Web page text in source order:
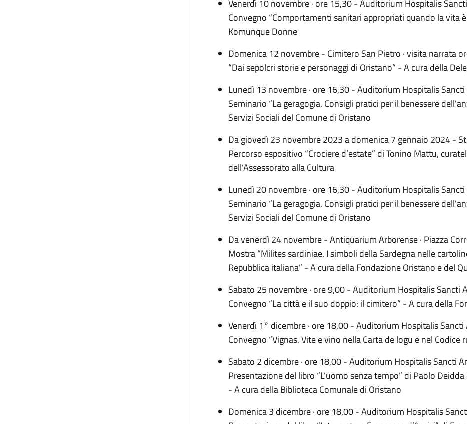
Venerdì 10 novembre · ore 15,30 - Auditorium Hospitalis
Convegno “Comportamenti sanitari appropriati quando la vita
Komunque Donne
Domenica 12 novembre - Cimitero San Pietro · visita narrata
“Dai sepolcri storie e personaggi di Oristano” - A cura della
Lunedì 13 novembre · ore 16,30 - Auditorium Hospitalis
Seminario “La geragogia. Consigli pratici per il benessere
Servizi Sociali del Comune di Oristano
Da giovedì 23 novembre 2023 a domenica 7 gennaio 2024 -
Percorso espositivo “Crociere d’estate” di Tonino Mattu,
dell’Assessorato alla Cultura
Lunedì 20 novembre · ore 16,30 - Auditorium Hospitalis
Seminario “La geragogia. Consigli pratici per il benessere
Servizi Sociali del Comune di Oristano
Da venerdì 24 novembre - Antiquarium Arborense · Piazza
Mostra “Milites sardiniae. I simboli della Sardegna nelle
Repubblica italiana” - A cura della Fondazione Oristano e del
Sabato 25 novembre · ore 9,00 - Auditorium Hospitalis Sancti
Convegno “La città e il suo doppio: il cimitero” - A cura della
Venerdì 1° dicembre · ore 18,00 - Auditorium Hospitalis
Convegno “Vignas. Vite e vino nella Carta de logu e nel Codice
Sabato 2 dicembre · ore 18,00 - Auditorium Hospitalis Sancti
Presentazione del libro “L’uomo senza tempo” di Paolo
- A cura della Biblioteca Comunale di Oristano
Domenica 3 dicembre · ore 18,00 - Auditorium Hospitalis